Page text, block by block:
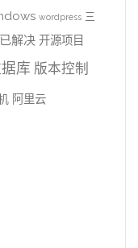
wordpress 三
已解决 开源项目
库 版本控制
阿里云